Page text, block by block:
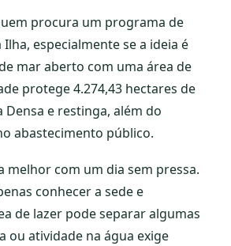
procura um programa de
especialmente se a ideia é
mar aberto com uma área de
protege 4.274,43 hectares de
e restinga, além do
abastecimento público.
melhor com um dia sem pressa.
conhecer a sede e
de lazer pode separar algumas
ou atividade na água exige